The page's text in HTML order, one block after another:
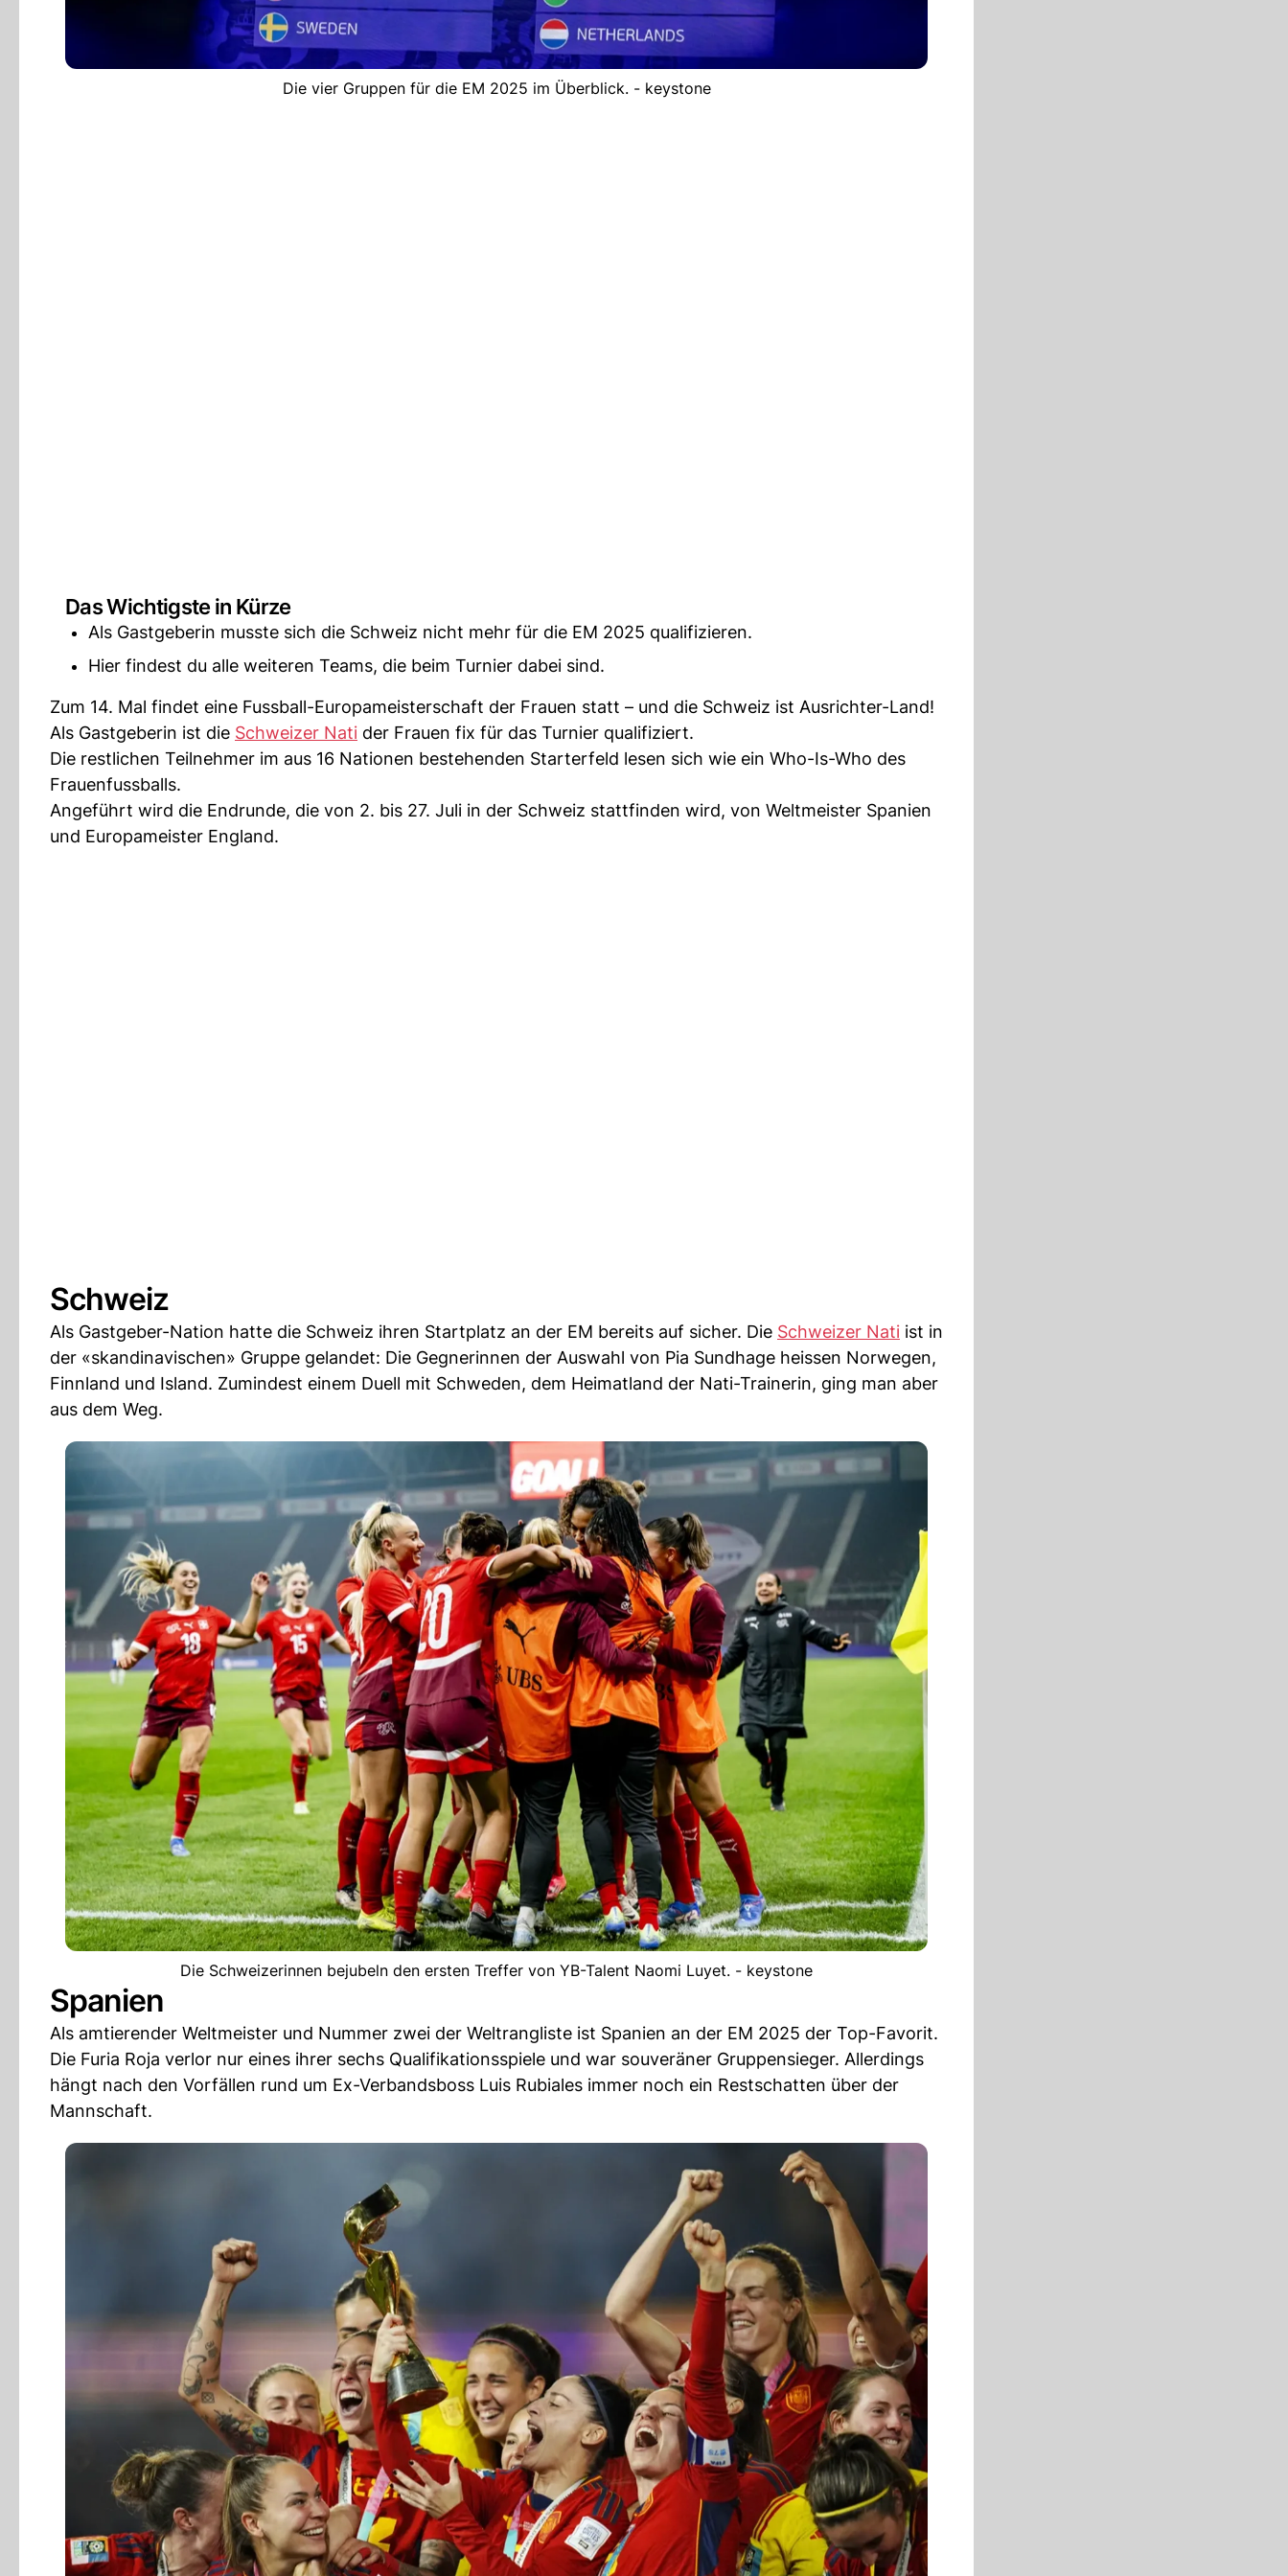
Die vier Gruppen für die EM 2025 im Überblick. - keystone
Das Wichtigste in Kürze
Als Gastgeberin musste sich die Schweiz nicht mehr für die EM 2025 qualifizieren.
Hier findest du alle weiteren Teams, die beim Turnier dabei sind.
Zum 14. Mal findet eine Fussball-Europameisterschaft der Frauen statt – und die Schweiz ist Ausrichter-Land!
Als Gastgeberin ist die Schweizer Nati der Frauen fix für das Turnier qualifiziert.
Die restlichen Teilnehmer im aus 16 Nationen bestehenden Starterfeld lesen sich wie ein Who-Is-Who des
Frauenfussballs.
Angeführt wird die Endrunde, die von 2. bis 27. Juli in der Schweiz stattfinden wird, von Weltmeister Spanien
und Europameister England.
Schweiz
Als Gastgeber-Nation hatte die Schweiz ihren Startplatz an der EM bereits auf sicher. Die Schweizer Nati ist in
der «skandinavischen» Gruppe gelandet: Die Gegnerinnen der Auswahl von Pia Sundhage heissen Norwegen,
Finnland und Island. Zumindest einem Duell mit Schweden, dem Heimatland der Nati-Trainerin, ging man aber
aus dem Weg.
Die Schweizerinnen bejubeln den ersten Treffer von YB-Talent Naomi Luyet. - keystone
Spanien
Als amtierender Weltmeister und Nummer zwei der Weltrangliste ist Spanien an der EM 2025 der Top-Favorit.
Die Furia Roja verlor nur eines ihrer sechs Qualifikationsspiele und war souveräner Gruppensieger. Allerdings
hängt nach den Vorfällen rund um Ex-Verbandsboss Luis Rubiales immer noch ein Restschatten über der
Mannschaft.